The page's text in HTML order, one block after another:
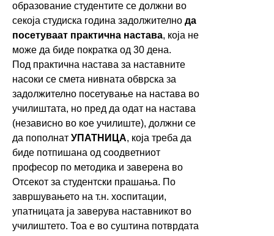
образование студентите се должни во
секоја студиска година задолжително да
посетуваат практична настава, која не
може да биде пократка од 30 дена.
Под практична настава за наставните
насоки се смета нивната обврска за
задолжително посетување на настава во
училиштата, но пред да одат на настава
(независно во кое училиште), должни се
да пополнат УПАТНИЦА, која треба да
биде потпишана од соодветниот
професор по методика и заверена во
Отсекот за студентски прашања. По
завршувањето на т.н. хоспитации,
упатницата ја заверува наставникот во
училиштето. Тоа е во суштина потврдата